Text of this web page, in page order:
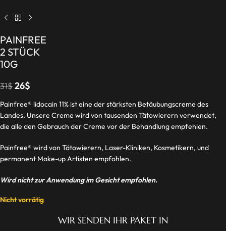
PAINFREE
2 STÜCK
10G
31$ 26$
Painfree® lidocain 11% ist eine der stärksten Betäubungscreme des
Landes. Unsere Creme wird von tausenden Tätowierern verwendet,
die alle den Gebrauch der Creme vor der Behandlung empfehlen.
Painfree® wird von Tätowierern, Laser-Kliniken, Kosmetikern, und
permanent Make-up Artisten empfohlen.
Wird nicht zur Anwendung im Gesicht empfohlen.
Nicht vorrätig
WIR SENDEN IHR PAKET IN